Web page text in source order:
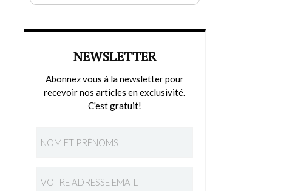
NEWSLETTER
Abonnez vous à la newsletter pour
recevoir nos articles en exclusivité.
C'est gratuit!